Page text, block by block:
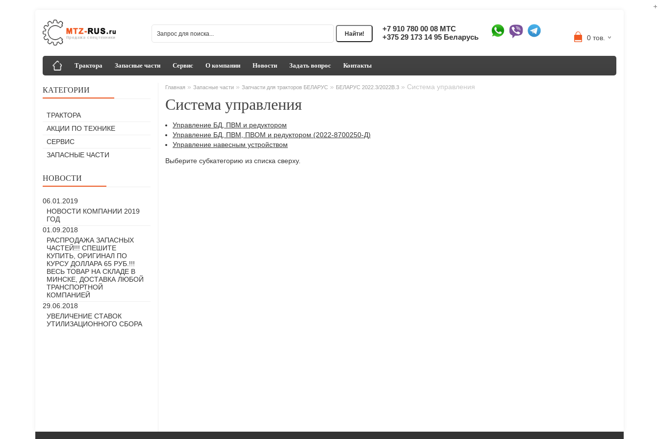
+7 910 780 00 08 МТС
+375 29 173 14 95 Беларусь
0 тов.
Трактора Запасные части Сервис О компании Новости Задать вопрос Контакты
КАТЕГОРИИ
ТРАКТОРА
АКЦИИ ПО ТЕХНИКЕ
СЕРВИС
ЗАПАСНЫЕ ЧАСТИ
НОВОСТИ
06.01.2019
НОВОСТИ КОМПАНИИ 2019
ГОД
01.09.2018
РАСПРОДАЖА ЗАПАСНЫХ
ЧАСТЕЙ!!! СПЕШИТЕ
КУПИТЬ, ОРИГИНАЛ ПО
КУРСУ ДОЛЛАРА 65 РУБ.!!!
ВЕСЬ ТОВАР НА СКЛАДЕ В
МИНСКЕ, ДОСТАВКА ЛЮБОЙ
ТРАНСПОРТНОЙ
КОМПАНИЕЙ
29.06.2018
УВЕЛИЧЕНИЕ СТАВОК
УТИЛИЗАЦИОННОГО СБОРА
Главная » Запасные части » Запчасти для тракторов БЕЛАРУС » БЕЛАРУС 2022.3/2022В.3 » Система управления
Система управления
Управление БД, ПВМ и редуктором
Управление БД, ПВМ, ПВОМ и редуктором (2022-8700250-Д)
Управление навесным устройством
Выберите субкатегорию из списка сверху.